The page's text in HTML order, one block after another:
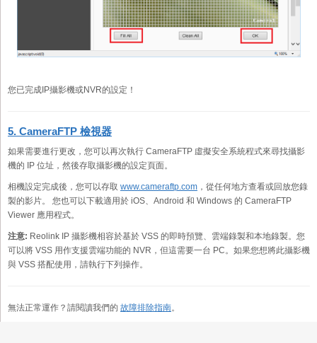
您已完成IP攝影機或NVR的設定！
5. CameraFTP 檢視器
如果需要進行更改，您可以再次執行 CameraFTP 虛擬安全系統程式來尋找攝影
機的 IP 位址，然後存取攝影機的設定頁面。
相機設定完成後，您可以存取 www.cameraftp.com ，從任何地方查看或回放您錄
製的影片。 您也可以下載適用於 iOS、Android 和 Windows 的 CameraFTP
Viewer 應用程式。
注意: Reolink IP 攝影機相容於基於 VSS 的即時預覽、雲端錄製和本地錄製。您
可以將 VSS 用作支援雲端功能的 NVR，但這需要一台 PC。如果您想將此攝影機
與 VSS 搭配使用，請執行下列操作。
無法正常運作？請閱讀我們的 故障排除指南。